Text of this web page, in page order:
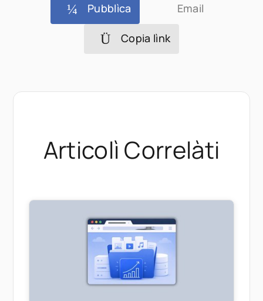
Pubblìca Email
Copia lìnk
Articolì Correlàti